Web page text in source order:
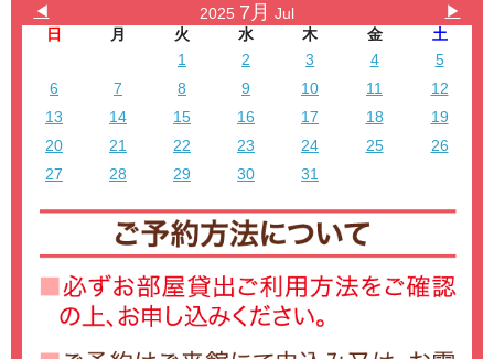
◀ 2025 7月 Jul
▶
日
月 火 水 木 金
土
1
2 3 4
5
6
7 8 9 10 11
12
13
14 15 16 17 18
19
20
21 22 23 24 25
26
27
28 29 30 31